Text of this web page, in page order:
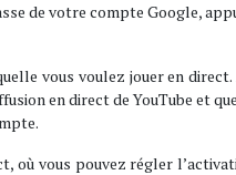
de votre compte Google,
vous voulez jouer en
en direct de YouTube et
où vous pouvez régler